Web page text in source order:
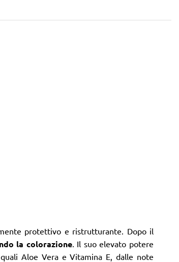
protettivo e ristrutturante. Dopo il
la colorazione. Il suo elevato potere
Aloe Vera e Vitamina E, dalle note